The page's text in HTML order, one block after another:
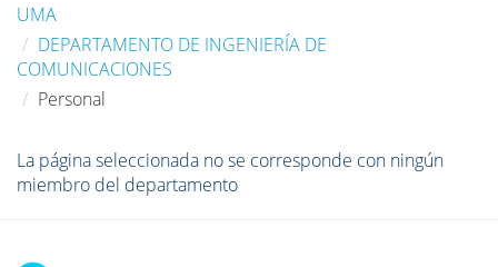
UMA
DEPARTAMENTO DE INGENIERÍA DE
COMUNICACIONES
Personal
La página seleccionada no se corresponde con ningún
miembro del departamento